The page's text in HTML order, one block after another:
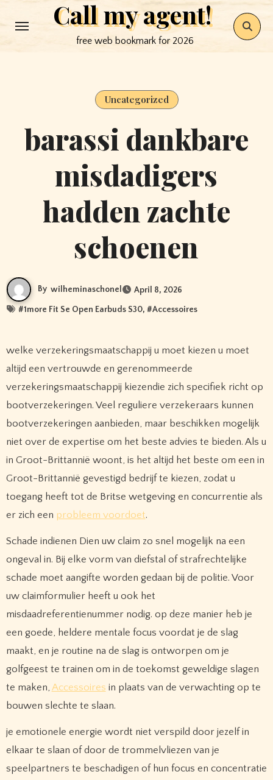
to
Call my agent!
free web bookmark for 2026
Uncategorized
barassi dankbare
misdadigers
hadden zachte
schoenen
By wilheminaschonel April 8, 2026
#1more Fit Se Open Earbuds S30, #Accessoires
welke verzekeringsmaatschappij u moet kiezen u moet
altijd een vertrouwde en gerenommeerde
verzekeringsmaatschappij kiezendie zich specifiek richt op
bootverzekeringen. Veel reguliere verzekeraars kunnen
bootverzekeringen aanbieden, maar beschikken mogelijk
niet over de expertise om het beste advies te bieden. Als u
in Groot-Brittannië woont, is het altijd het beste om een ​​in
Groot-Brittannië gevestigd bedrijf te kiezen, zodat u
toegang heeft tot de Britse wetgeving en concurrentie als
er zich een probleem voordoet.
Schade indienen Dien uw claim zo snel mogelijk na een
ongeval in. Bij elke vorm van diefstal of strafrechtelijke
schade moet aangifte worden gedaan bij de politie. Voor
uw claimformulier heeft u ook het
misdaadreferentienummer nodig. op deze manier heb je
een goede, heldere mentale focus voordat je de slag
maakt, en je routine na de slag is ontworpen om je
golfgeest te trainen om in de toekomst geweldige slagen
te maken, Accessoires in plaats van de verwachting op te
bouwen slechte te slaan.
je emotionele energie wordt niet verspild door jezelf in
elkaar te slaan of door de trommelvliezen van je
speelpartners te beschadigen of hun focus en concentratie